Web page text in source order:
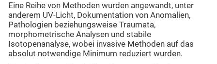
Eine Reihe von Methoden wurden angewandt, unter
anderem UV-Licht, Dokumentation von Anomalien,
Pathologien beziehungsweise Traumata,
morphometrische Analysen und stabile
Isotopenanalyse, wobei invasive Methoden auf das
absolut notwendige Minimum reduziert wurden.